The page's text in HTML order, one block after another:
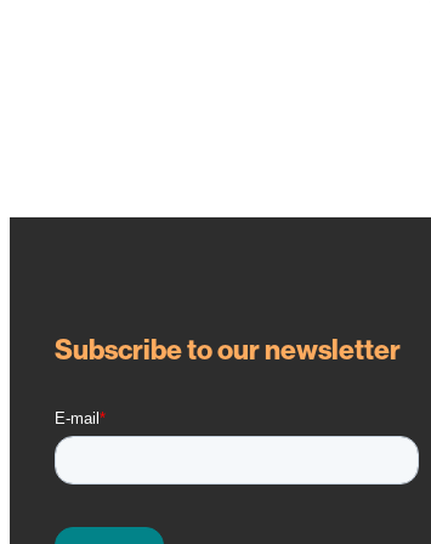
Subscribe to our newsletter